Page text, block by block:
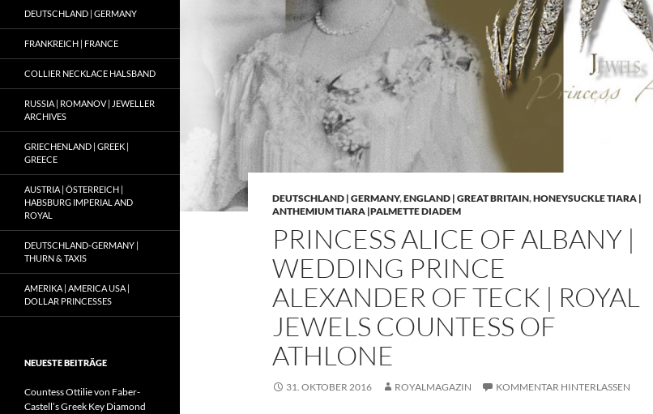
DEUTSCHLAND | GERMANY,ENGLAND | GREAT BRITAIN,HONEYSUCKLE TIARA |
ANTHEMIUM TIARA |PALMETTE DIADEM
PRINCESS ALICE OF ALBANY |
WEDDING PRINCE
ALEXANDER OF TECK | ROYAL
JEWELS COUNTESS OF
ATHLONE
31. OKTOBER 2016 ROYALMAGAZIN KOMMENTAR HINTERLASSEN
DEUTSCHLAND | GERMANY
FRANKREICH | FRANCE
COLLIER NECKLACE HALSBAND
RUSSIA | ROMANOV | JEWELLER
ARCHIVES
GRIECHENLAND | GREEK |
GREECE
AUSTRIA | ÖSTERREICH |
HABSBURG IMPERIAL AND
ROYAL
DEUTSCHLAND-GERMANY |
THURN & TAXIS
AMERIKA | AMERICA USA |
DOLLAR PRINCESSES
NEUESTE BEITRÄGE
Countess Ottilie von Faber-
Castell’s Greek Key Diamond